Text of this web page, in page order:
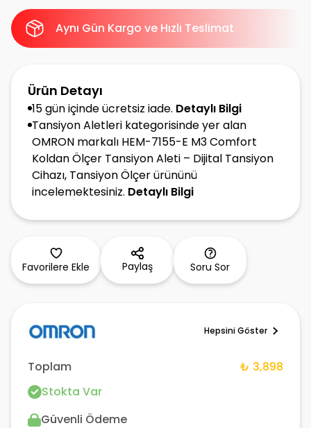
Aynı Gün Kargo ve Hızlı Teslimat
Ürün Detayı
15 gün içinde ücretsiz iade. Detaylı Bilgi
Tansiyon Aletleri kategorisinde yer alan
OMRON markalı HEM-7155-E M3 Comfort
Koldan Ölçer Tansiyon Aleti – Dijital Tansiyon
Cihazı, Tansiyon Ölçer ürününü
incelemektesiniz. Detaylı Bilgi
Favorilere Ekle Paylaş Soru Sor
Hepsini Göster
Toplam
₺ 3,898
Stokta Var
Güvenli Ödeme